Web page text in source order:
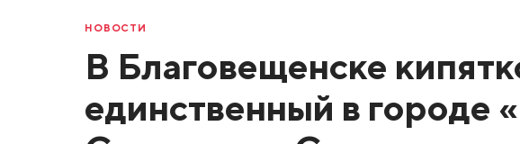
НОВОСТИ
В Благовещенске
единственный в городе